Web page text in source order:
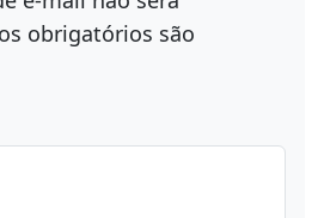
e-mail não será
obrigatórios são